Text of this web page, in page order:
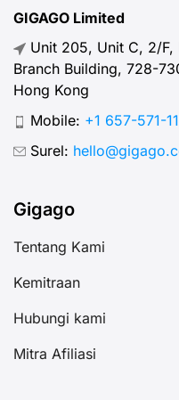
akan menjelaskan
benar-benar
lunak tambahan
terhubung dengan […]
GIGAGO Limited
Unit 205, Unit C, 2/
Branch Building, 728-
Hong Kong
Mobile: +1 657-571-
Surel:
Gigago
Tentang Kami
Kemitraan
Hubungi kami
Mitra Afiliasi